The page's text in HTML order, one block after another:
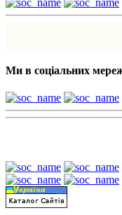
Ми в соціальних